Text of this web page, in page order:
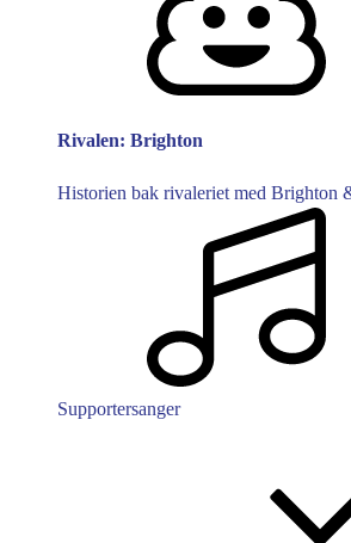
Rivalen: Brighton
Historien bak rivaleriet med Brighton
Supportersanger